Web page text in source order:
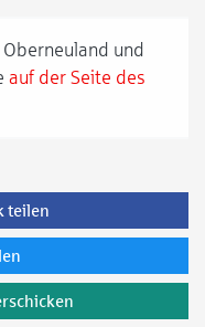
und
auf der Seite des
teilen